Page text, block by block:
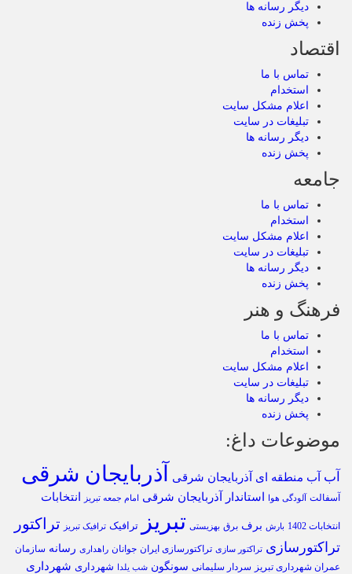
دیگر رسانه ها
پخش زنده
اقتصاد
تماس با ما
استخدام
اعلام مشکل سایت
تبلیغات در سایت
دیگر رسانه ها
پخش زنده
جامعه
تماس با ما
استخدام
اعلام مشکل سایت
تبلیغات در سایت
دیگر رسانه ها
پخش زنده
فرهنگ و هنر
تماس با ما
استخدام
اعلام مشکل سایت
تبلیغات در سایت
دیگر رسانه ها
پخش زنده
موضوعات داغ:
آب آب منطقه ای آذربایجان شرقی آذربایجان شرقی
آسفالت آلودگی هوا استاندار آذربایجان شرقی امام جمعه تبریز انتخابات
انتخابات 1402 بارش برف برق بهزیستی تبریز ترافیک ترافیک تبریز تراکتور
تراکتورسازی تراکتور سازی تراکتورسازی ایران جوانان راهداری رسانه سازمان
عمران شهرداری تبریز سردار سلیمانی سونگون شب یلدا شهرداری شهرداری